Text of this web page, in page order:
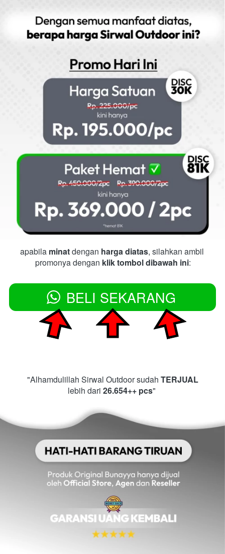
apabila minat dengan harga diatas, silahkan ambil
promonya dengan klik tombol dibawah ini:
` BELI SEKARANG
"Alhamdulillah Sirwal Outdoor sudah TERJUAL
lebih dari 26.654++ pcs"